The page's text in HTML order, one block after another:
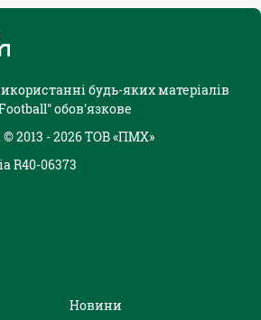
будь-яких матеріалів
обов'язкове
2013 - 2026 ТОВ «ПМХ»
R40-06373
Новини